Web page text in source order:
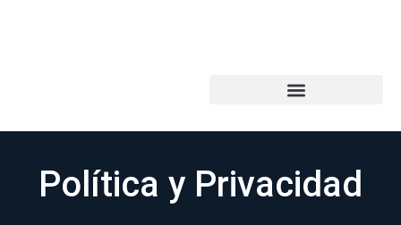
Política y Privacidad